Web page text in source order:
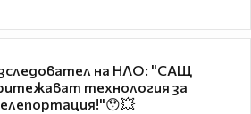
на НЛО: "САЩ
технология за